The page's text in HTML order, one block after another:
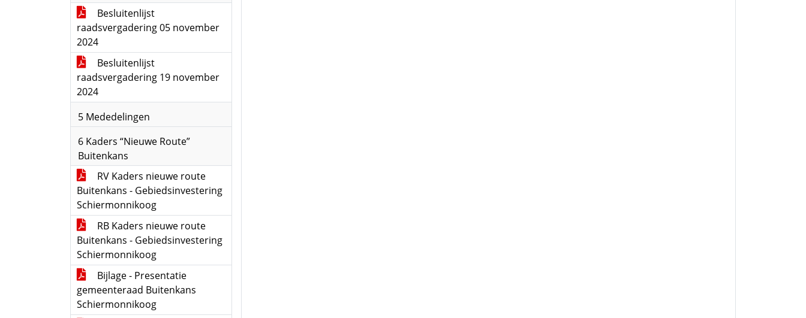
Besluitenlijst
raadsvergadering 05 november
2024
Besluitenlijst
raadsvergadering 19 november
2024
5 Mededelingen
6 Kaders “Nieuwe Route”
Buitenkans
RV Kaders nieuwe route
Buitenkans - Gebiedsinvestering
Schiermonnikoog
RB Kaders nieuwe route
Buitenkans - Gebiedsinvestering
Schiermonnikoog
Bijlage - Presentatie
gemeenteraad Buitenkans
Schiermonnikoog